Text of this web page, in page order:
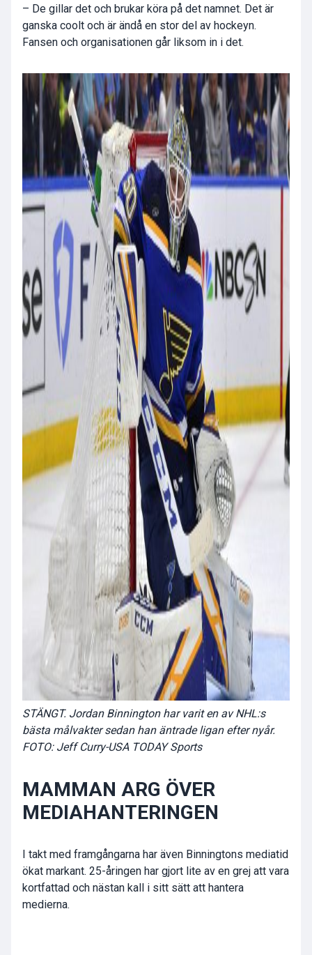
– De gillar det och brukar köra på det namnet. Det är
ganska coolt och är ändå en stor del av hockeyn.
Fansen och organisationen går liksom in i det.
STÄNGT. Jordan Binnington har varit en av NHL:s
bästa målvakter sedan han äntrade ligan efter nyår.
FOTO: Jeff Curry-USA TODAY Sports
MAMMAN ARG ÖVER
MEDIAHANTERINGEN
I takt med framgångarna har även Binningtons mediatid
ökat markant. 25-åringen har gjort lite av en grej att vara
kortfattad och nästan kall i sitt sätt att hantera
medierna.